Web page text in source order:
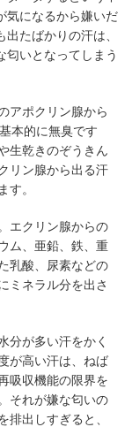
気になるから嫌いだ
たばかりの汗は、
匂いとなってしまう
アポクリン腺から
本的に無臭です
生乾きのぞうきん
リン腺から出る汗
す。
エクリン腺からの
ム、亜鉛、鉄、重
乳酸、尿素などの
ミネラル分を出さ
分が多い汗をかく
が高い汗は、ねば
吸収機能の限界を
それが嫌な匂いの
排出しすぎると、